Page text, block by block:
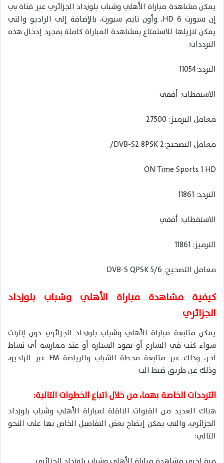
يمكن مشاهدة مباراة الأهلي وشباب بلوزداد الجزائري عبر قناة بي
إن سبورت 6 HD، وأون تايم سبورت، بالإضافة إلى الراديو والتي
يمكن تنزيلها للاستمتاع بمشاهدة المباراة كاملة بمجرد إدخال هذه
الترددات:
التردد:11054
الاستقطاب: أفقي
معامل الترميز: 27500
معامل التصحيح:DVB-S2 8PSK 2/
ON Time Sports 1 HD
التردد: 11861
الاستقطاب: أفقي
الترميز: 11861
معامل التصحيح: DVB-S QPSK 5/6
كيفية مشاهدة مباراة الأهلي وشباب بلوزداد
الجزائري
يمكن متابعة مباراة الأهلي وشباب بلوزداد الجزائري دون إنترنت
سواء كنت في الشارع أو تقود السيارة أو عند ممارسة أي نشاط
آخر، وذلك عبر متابعة محطة الشباب والرياضة FM عبر الراديو،
وذلك عن طريق ضبط الت
الترددات الخاصة بهما، من خلال اتباع الخطوات التالية:
هناك العديد من القنوات الناقلة لمباراة الأهلي وشباب بلوزداد
الجزائري، والتي يمكن إيضاح بعض التفاصيل الخاص بها على النحو
التالي: